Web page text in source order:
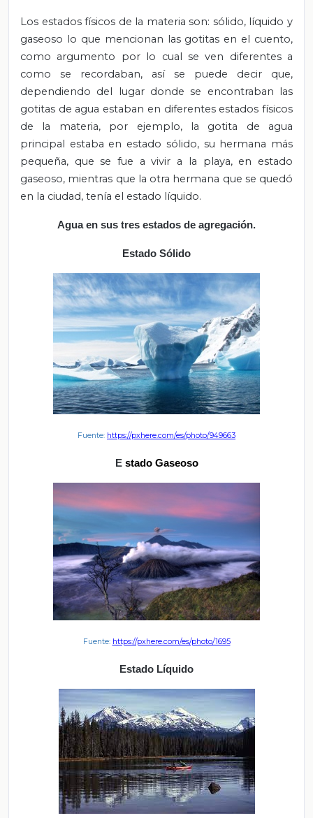
Los estados físicos de la materia son: sólido, líquido y
gaseoso lo que mencionan las gotitas en el cuento,
como argumento por lo cual se ven diferentes a
como se recordaban, así se puede decir que,
dependiendo del lugar donde se encontraban las
gotitas de agua estaban en diferentes estados físicos
de la materia, por ejemplo, la gotita de agua
principal estaba en estado sólido, su hermana más
pequeña, que se fue a vivir a la playa, en estado
gaseoso, mientras que la otra hermana que se quedó
en la ciudad, tenía el estado líquido.
Agua en sus tres estados de agregación.
Estado Sólido
Fuente: https://pxhere.com/es/photo/949663
E stado Gaseoso
Fuente: https://pxhere.com/es/photo/1695
Estado Líquido